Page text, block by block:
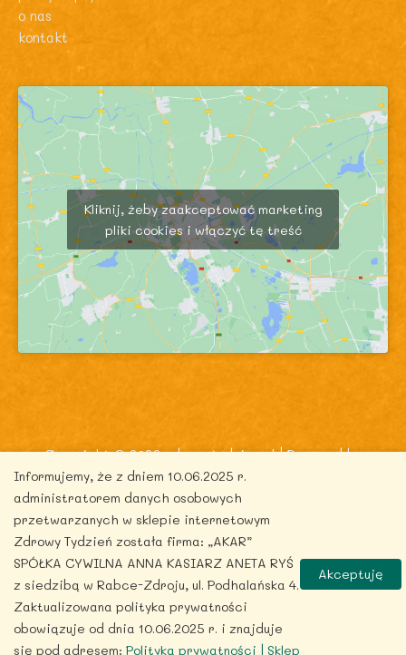
o nas
kontakt
Kliknij, żeby zaakceptować marketing
pliki cookies i włączyć tę treść
Copyright © 2026 zdrowytydzien.pl | Powered by
ITentego.pl
Informujemy, że z dniem 10.06.2025 r.
administratorem danych osobowych
przetwarzanych w sklepie internetowym
Zdrowy Tydzień została firma: „AKAR”
SPÓŁKA CYWILNA ANNA KASIARZ ANETA RYŚ
z siedzibą w Rabce-Zdroju, ul. Podhalańska 4.
Zaktualizowana polityka prywatności
obowiązuje od dnia 10.06.2025 r. i znajduje
się pod adresem: Polityka prywatności | Sklep
Akceptuję